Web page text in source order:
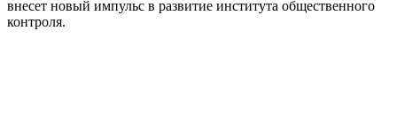
внесет новый импульс в развитие института общественного
контроля.